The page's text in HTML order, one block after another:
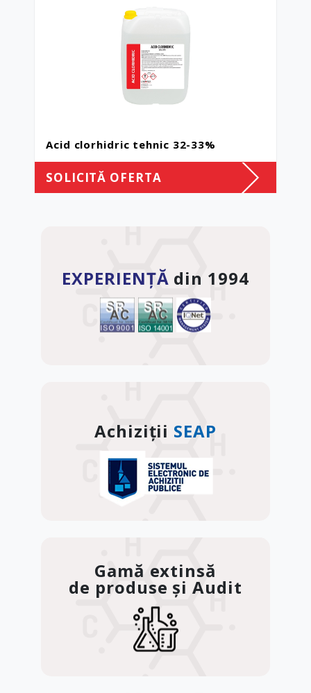
Acid clorhidric tehnic 32-33%
SOLICITĂ OFERTA
EXPERIENȚĂ din 1994
Achiziții SEAP
Gamă extinsă
de produse și Audit